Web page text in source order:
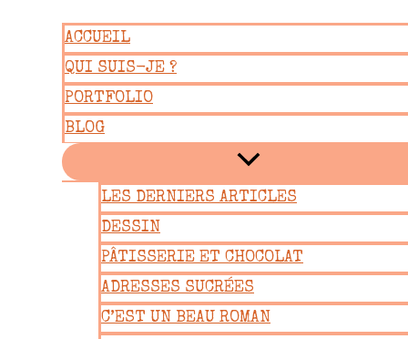
contenu
ACCUEIL
QUI SUIS-JE ?
PORTFOLIO
BLOG
LES DERNIERS ARTICLES
DESSIN
PÂTISSERIE ET CHOCOLAT
ADRESSES SUCRÉES
C’EST UN BEAU ROMAN